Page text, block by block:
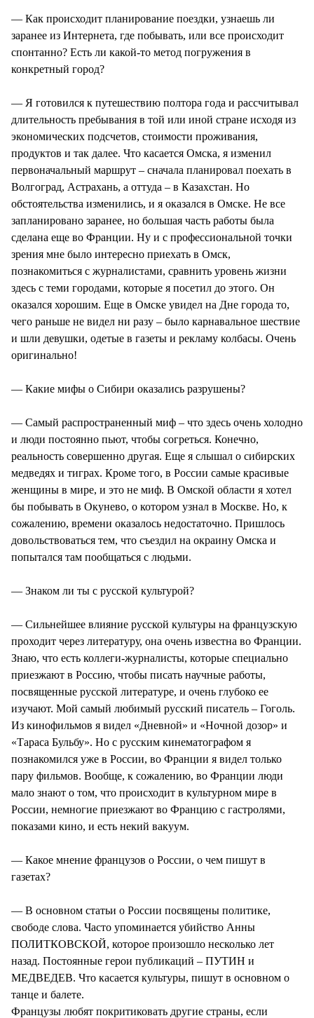
— Как происходит планирование поездки, узнаешь ли
заранее из Интернета, где побывать, или все происходит
спонтанно? Есть ли какой-то метод погружения в
конкретный город?
— Я готовился к путешествию полтора года и рассчитывал
длительность пребывания в той или иной стране исходя из
экономических подсчетов, стоимости проживания,
продуктов и так далее. Что касается Омска, я изменил
первоначальный маршрут – сначала планировал поехать в
Волгоград, Астрахань, а оттуда – в Казахстан. Но
обстоятельства изменились, и я оказался в Омске. Не все
запланировано заранее, но большая часть работы была
сделана еще во Франции. Ну и с профессиональной точки
зрения мне было интересно приехать в Омск,
познакомиться с журналистами, сравнить уровень жизни
здесь с теми городами, которые я посетил до этого. Он
оказался хорошим. Еще в Омске увидел на Дне города то,
чего раньше не видел ни разу – было карнавальное шествие
и шли девушки, одетые в газеты и рекламу колбасы. Очень
оригинально!
— Какие мифы о Сибири оказались разрушены?
— Самый распространенный миф – что здесь очень холодно
и люди постоянно пьют, чтобы согреться. Конечно,
реальность совершенно другая. Еще я слышал о сибирских
медведях и тиграх. Кроме того, в России самые красивые
женщины в мире, и это не миф. В Омской области я хотел
бы побывать в Окунево, о котором узнал в Москве. Но, к
сожалению, времени оказалось недостаточно. Пришлось
довольствоваться тем, что съездил на окраину Омска и
попытался там пообщаться с людьми.
— Знаком ли ты с русской культурой?
— Сильнейшее влияние русской культуры на французскую
проходит через литературу, она очень известна во Франции.
Знаю, что есть коллеги-журналисты, которые специально
приезжают в Россию, чтобы писать научные работы,
посвященные русской литературе, и очень глубоко ее
изучают. Мой самый любимый русский писатель – Гоголь.
Из кинофильмов я видел «Дневной» и «Ночной дозор» и
«Тараса Бульбу». Но с русским кинематографом я
познакомился уже в России, во Франции я видел только
пару фильмов. Вообще, к сожалению, во Франции люди
мало знают о том, что происходит в культурном мире в
России, немногие приезжают во Францию с гастролями,
показами кино, и есть некий вакуум.
— Какое мнение французов о России, о чем пишут в
газетах?
— В основном статьи о России посвящены политике,
свободе слова. Часто упоминается убийство Анны
ПОЛИТКОВСКОЙ, которое произошло несколько лет
назад. Постоянные герои публикаций – ПУТИН и
МЕДВЕДЕВ. Что касается культуры, пишут в основном о
танце и балете.
Французы любят покритиковать другие страны, если